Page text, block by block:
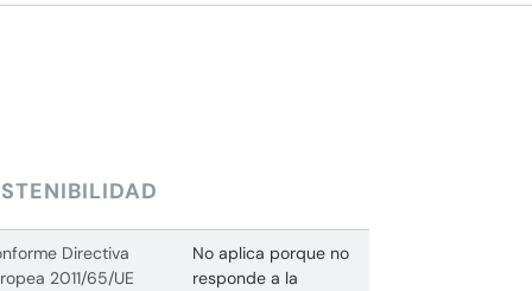
Directiva
2011/65/UE
No aplica porque no
responde a la